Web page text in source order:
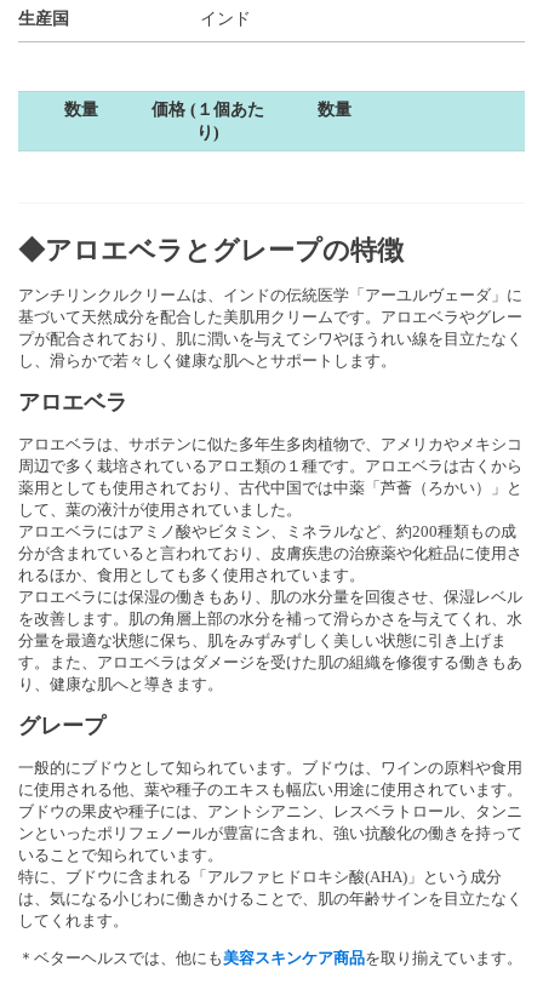
生産国 インド
数量
価格 (１個あた
り)
数量
◆アロエベラとグレープの特徴
アンチリンクルクリームは、インドの伝統医学「アーユルヴェーダ」に
基づいて天然成分を配合した美肌用クリームです。アロエベラやグレー
プが配合されており、肌に潤いを与えてシワやほうれい線を目立たなく
し、滑らかで若々しく健康な肌へとサポートします。
アロエベラ
アロエベラは、サボテンに似た多年生多肉植物で、アメリカやメキシコ
周辺で多く栽培されているアロエ類の１種です。アロエベラは古くから
薬用としても使用されており、古代中国では中薬「芦薈（ろかい）」と
して、葉の液汁が使用されていました。
アロエベラにはアミノ酸やビタミン、ミネラルなど、約200種類もの成
分が含まれていると言われており、皮膚疾患の治療薬や化粧品に使用さ
れるほか、食用としても多く使用されています。
アロエベラには保湿の働きもあり、肌の水分量を回復させ、保湿レベル
を改善します。肌の角層上部の水分を補って滑らかさを与えてくれ、水
分量を最適な状態に保ち、肌をみずみずしく美しい状態に引き上げま
す。また、アロエベラはダメージを受けた肌の組織を修復する働きもあ
り、健康な肌へと導きます。
グレープ
一般的にブドウとして知られています。ブドウは、ワインの原料や食用
に使用される他、葉や種子のエキスも幅広い用途に使用されています。
ブドウの果皮や種子には、アントシアニン、レスベラトロール、タンニ
ンといったポリフェノールが豊富に含まれ、強い抗酸化の働きを持って
いることで知られています。
特に、ブドウに含まれる「アルファヒドロキシ酸(AHA)」という成分
は、気になる小じわに働きかけることで、肌の年齢サインを目立たなく
してくれます。
＊ベターヘルスでは、他にも美容スキンケア商品を取り揃えています。